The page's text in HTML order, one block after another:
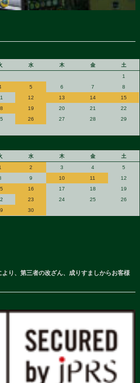
水 木 金
土
1
5 6 7
8
12 13 14
15
19 20 21
22
26 27 28
29
水 木 金
土
2 3 4
5
9 10 11
12
16 17 18
19
23 24 25
26
30
り、第三者の改ざん、成りすましからお客様